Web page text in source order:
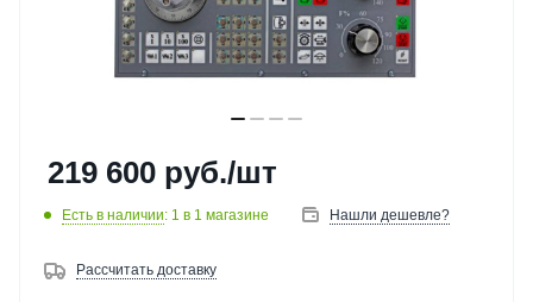
219 600 руб./шт
Есть в наличии: 1 в 1 магазине Нашли дешевле?
Рассчитать доставку